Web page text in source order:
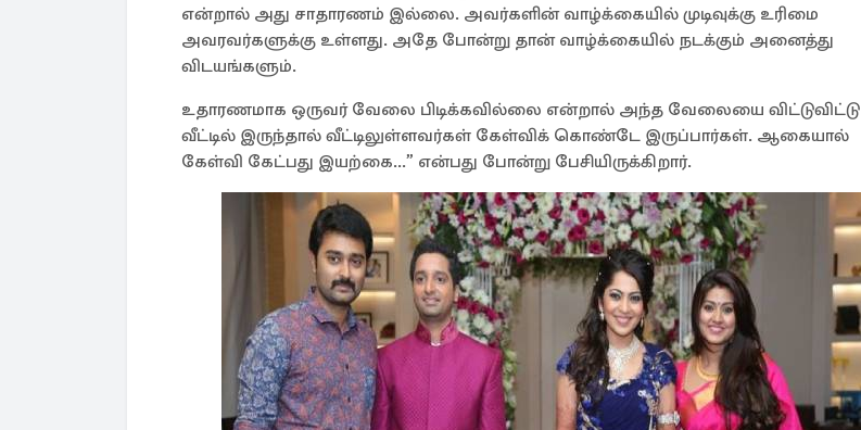
என்றால் அது சாதாரணம் இல்லை. அவர்களின் வாழ்க்கையில் முடிவுக்கு உரிமை
அவரவர்களுக்கு உள்ளது. அதே போன்று தான் வாழ்க்கையில் நடக்கும் அனைத்து
விடயங்களும்.
உதாரணமாக ஒருவர் வேலை பிடிக்கவில்லை என்றால் அந்த வேலையை விட்டுவிட்டு
வீட்டில் இருந்தால் வீட்டிலுள்ளவர்கள் கேள்விக் கொண்டே இருப்பார்கள். ஆகையால்
கேள்வி கேட்பது இயற்கை...” என்பது போன்று பேசியிருக்கிறார்.